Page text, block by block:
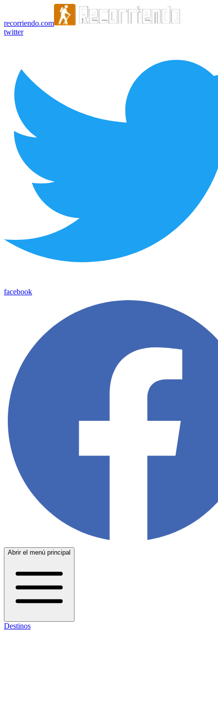
recorriendo.com
twitter
facebook
Abrir el menú principal
Destinos